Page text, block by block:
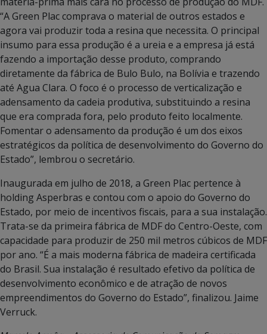
“A Green Plac comprava o material de outros estados e
agora vai produzir toda a resina que necessita. O principal
insumo para essa produção é a ureia e a empresa já está
fazendo a importação desse produto, comprando
diretamente da fábrica de Bulo Bulo, na Bolívia e trazendo
até Agua Clara. O foco é o processo de verticalização e
adensamento da cadeia produtiva, substituindo a resina
que era comprada fora, pelo produto feito localmente.
Fomentar o adensamento da produção é um dos eixos
estratégicos da política de desenvolvimento do Governo do
Estado”, lembrou o secretário.
Inaugurada em julho de 2018, a Green Plac pertence à
holding Asperbras e contou com o apoio do Governo do
Estado, por meio de incentivos fiscais, para a sua instalação.
Trata-se da primeira fábrica de MDF do Centro-Oeste, com
capacidade para produzir de 250 mil metros cúbicos de MDF
por ano. “É a mais moderna fábrica de madeira certificada
do Brasil. Sua instalação é resultado efetivo da política de
desenvolvimento econômico e de atração de novos
empreendimentos do Governo do Estado”, finalizou. Jaime
Verruck.